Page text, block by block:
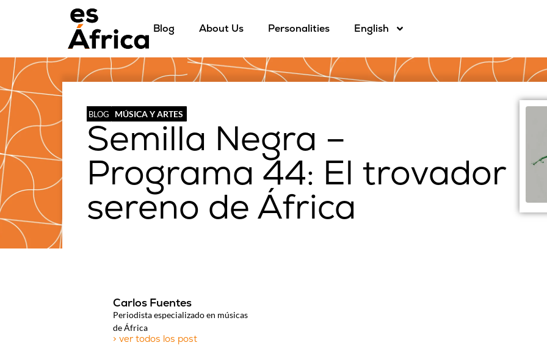
Blog About Us Personalities English
BLOG MÚSICA Y ARTES
Semilla Negra –
Programa 44: El trovador
sereno de África
Carlos Fuentes
Periodista especializado en músicas
de África
> ver todos los post